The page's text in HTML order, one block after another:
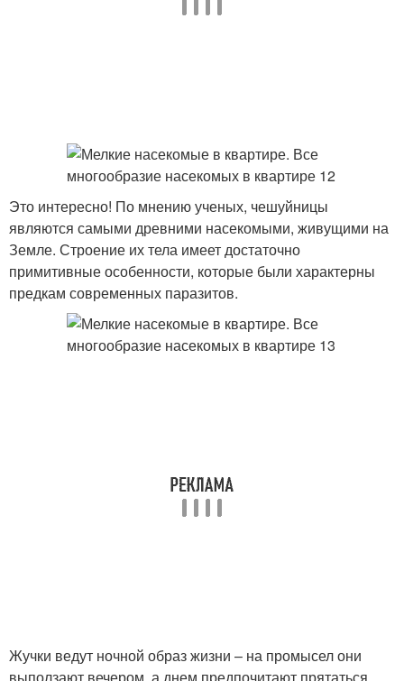
Это интересно! По мнению ученых, чешуйницы
являются самыми древними насекомыми, живущими на
Земле. Строение их тела имеет достаточно
примитивные особенности, которые были характерны
предкам современных паразитов.
Жучки ведут ночной образ жизни – на промысел они